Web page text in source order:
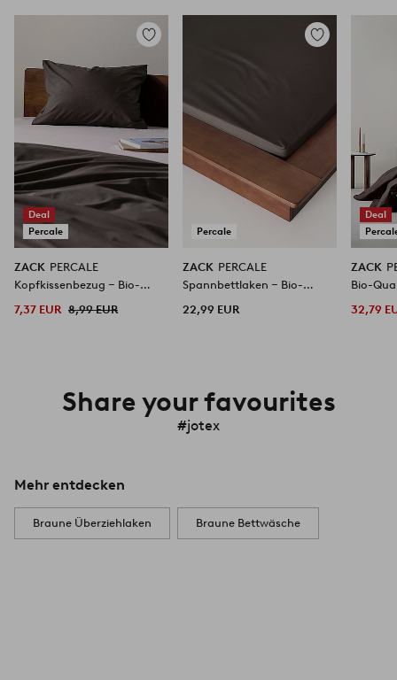
Deal
Percale
Zu
hinzufügen
ZACK PERCALE
Kopfkissenbezug ‒ Bio-
7,37 EUR 8,99 EUR
Percale
Zu
ZACK PERCALE
Spannbettlaken ‒ Bio-
22,99 EUR
Deal
ZACK
Bio-
32,79
Share your favourites
#jotex
Mehr entdecken
Braune Überziehlaken Braune Bettwäsche